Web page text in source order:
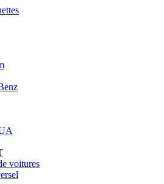
voitures